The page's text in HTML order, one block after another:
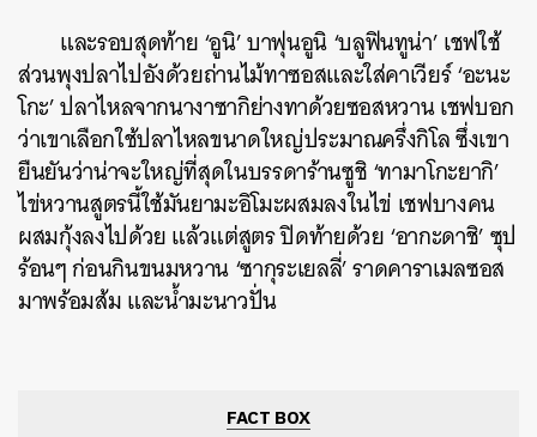
และรอบสุดท้าย ‘อูนิ’ บาฟุนอูนิ ‘บลูฟินทูน่า’ เชฟใช้
ส่วนพุงปลาไปอังด้วยถ่านไม้ทาซอสและใส่คาเวียร์ ‘อะนะ
โกะ’ ปลาไหลจากนางาซากิย่างทาด้วยซอสหวาน เชฟบอก
ว่าเขาเลือกใช้ปลาไหลขนาดใหญ่ประมาณครึ่งกิโล ซึ่งเขา
ยืนยันว่าน่าจะใหญ่ที่สุดในบรรดาร้านซูชิ ‘ทามาโกะยากิ’
ไข่หวานสูตรนี้ใช้มันยามะอิโมะผสมลงในไข่ เชฟบางคน
ผสมกุ้งลงไปด้วย แล้วแต่สูตร ปิดท้ายด้วย ‘อากะดาชิ’ ซุป
ร้อนๆ ก่อนกินขนมหวาน ‘ซากุระเยลลี่’ ราดคาราเมลซอส
มาพร้อมส้ม และน้ำมะนาวปั่น
FACT BOX